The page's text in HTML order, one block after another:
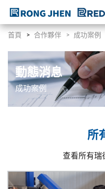
首頁 合作夥伴 成功案例
動態消息
成功案例
所
查看所有瑞